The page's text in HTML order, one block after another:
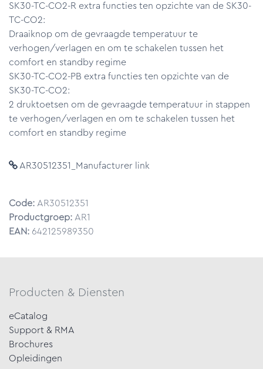
SK30-TC-CO2-R extra functies ten opzichte van de SK30-
TC-CO2:
Draaiknop om de gevraagde temperatuur te
verhogen/verlagen en om te schakelen tussen het
comfort en standby regime
SK30-TC-CO2-PB extra functies ten opzichte van de
SK30-TC-CO2:
2 druktoetsen om de gevraagde temperatuur in stappen
te verhogen/verlagen en om te schakelen tussen het
comfort en standby regime
AR30512351_Manufacturer link
Code: AR30512351
Productgroep: AR1
EAN: 642125989350
Producten & Diensten
eCatalog
Support & RMA
Brochures
Opleidingen